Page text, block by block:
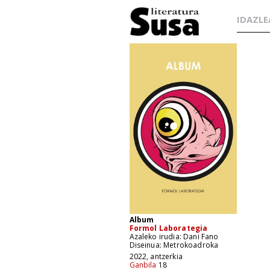
Album
Formol Laborategia
Azaleko irudia: Dani Fano
Diseinua: Metrokoadroka
2022, antzerkia
Ganbila 18